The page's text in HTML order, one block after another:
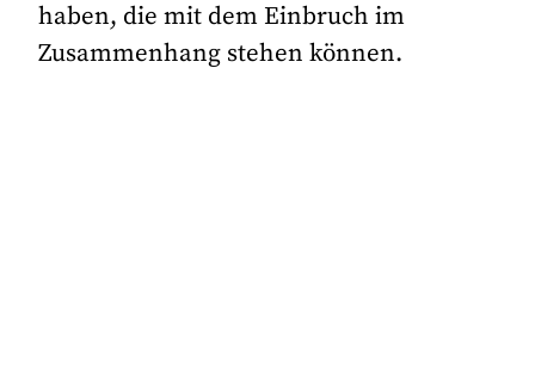
haben, die mit dem Einbruch im
Zusammenhang stehen können.